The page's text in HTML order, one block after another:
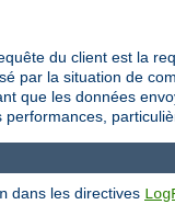
du client est la
par la situation de
que les données
dans les directives